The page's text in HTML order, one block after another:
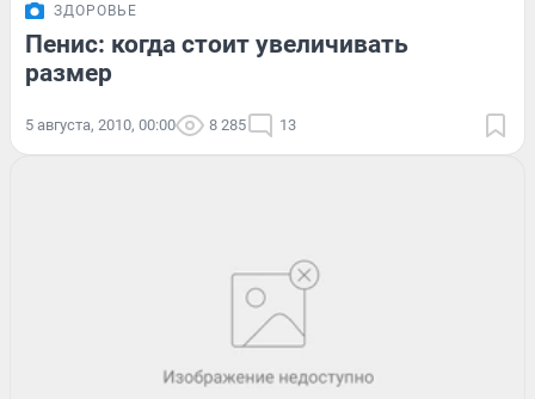
ЗДОРОВЬЕ
Пенис: когда стоит увеличивать
размер
5 августа, 2010, 00:00 8 285 13